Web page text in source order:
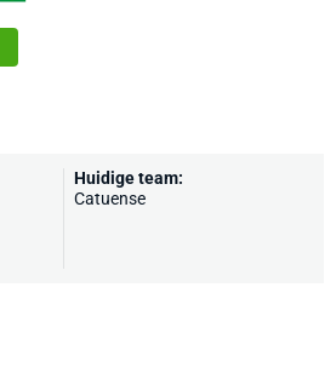
Huidige team:
Catuense